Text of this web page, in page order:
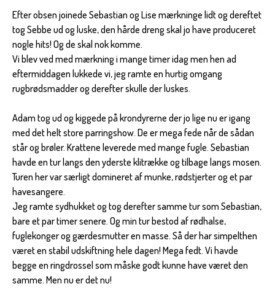
Efter obsen joinede Sebastian og Lise mærkninge lidt og dereftet
tog Sebbe ud og luske, den hårde dreng skal jo have produceret
nogle hits! Og de skal nok komme.
Vi blev ved med mærkning i mange timer idag men hen ad
eftermiddagen lukkede vi, jeg ramte en hurtig omgang
rugbrødsmadder og derefter skulle der luskes.
Adam tog ud og kiggede på krondyrerne der jo lige nu er igang
med det helt store parringshow. De er mega fede når de sådan
står og brøler. Krattene leverede med mange fugle. Sebastian
havde en tur langs den yderste klitrække og tilbage langs mosen.
Turen her var særligt domineret af munke, rødstjerter og et par
havesangere.
Jeg ramte sydhukket og tog derefter samme tur som Sebastian,
bare et par timer senere. Og min tur bestod af rødhalse,
fuglekonger og gærdesmutter en masse. Så der har simpelthen
været en stabil udskiftning hele dagen! Mega fedt. Vi havde
begge en ringdrossel som måske godt kunne have været den
samme. Men nu er det nu!